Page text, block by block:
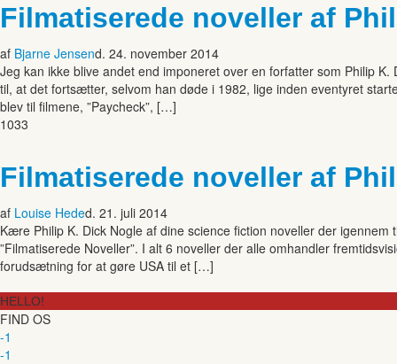
Filmatiserede noveller af
af Bjarne Jensend. 24. november 2014
Jeg kan ikke blive andet end imponeret over en forfatter som Philip
til, at det fortsætter, selvom han døde i 1982, lige inden eventyret
blev til filmene, ”Paycheck”, […]
1033
Filmatiserede noveller af
af Louise Heded. 21. juli 2014
Kære Philip K. Dick Nogle af dine science fiction noveller der
”Filmatiserede Noveller”. I alt 6 noveller der alle omhandler
forudsætning for at gøre USA til et […]
HELLO!
FIND OS
-1
-1